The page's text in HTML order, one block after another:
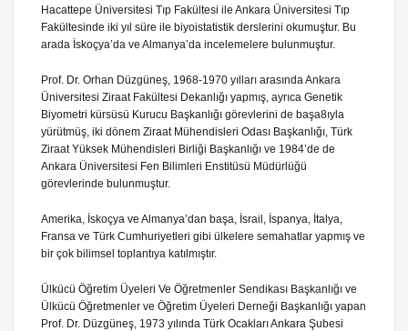
Hacattepe Üniversitesi Tıp Fakültesi ile Ankara Üniversitesi Tıp
Fakültesinde iki yıl süre ile biyoistatistik derslerini okumuştur. Bu
arada İskoçya’da ve Almanya’da incelemelere bulunmuştur.
Prof. Dr. Orhan Düzgüneş, 1968-1970 yılları arasında Ankara
Üniversitesi Ziraat Fakültesi Dekanlığı yapmış, ayrıca Genetik
Biyometri kürsüsü Kurucu Başkanlığı görevlerini de başa8ıyla
yürütmüş, iki dönem Ziraat Mühendisleri Odası Başkanlığı, Türk
Ziraat Yüksek Mühendisleri Birliği Başkanlığı ve 1984’de de
Ankara Üniversitesi Fen Bilimleri Enstitüsü Müdürlüğü
görevlerinde bulunmuştur.
Amerika, İskoçya ve Almanya’dan başa, İsrail, İspanya, İtalya,
Fransa ve Türk Cumhuriyetleri gibi ülkelere semahatlar yapmış ve
bir çok bilimsel toplantıya katılmıştır.
Ülkücü Öğretim Üyeleri Ve Öğretmenler Sendikası Başkanlığı ve
Ülkücü Öğretmenler ve Öğretim Üyeleri Derneği Başkanlığı yapan
Prof. Dr. Düzgüneş, 1973 yılında Türk Ocakları Ankara Şubesi